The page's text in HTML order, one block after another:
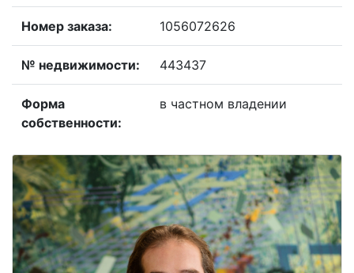
номер заказа: 1056072626
№ недвижимости: 443437
форма
собственности:
в частном владении